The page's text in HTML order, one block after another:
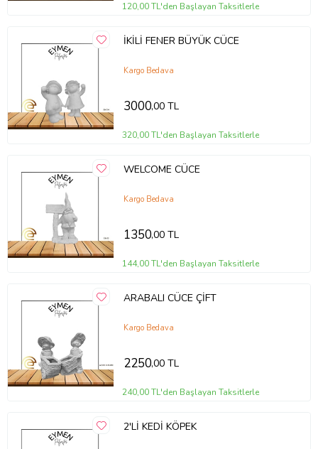
120,00 TL'den Başlayan Taksitlerle
İKİLİ FENER BÜYÜK CÜCE
Kargo Bedava
3000,00 TL
320,00 TL'den Başlayan Taksitlerle
WELCOME CÜCE
Kargo Bedava
1350,00 TL
144,00 TL'den Başlayan Taksitlerle
ARABALI CÜCE ÇİFT
Kargo Bedava
2250,00 TL
240,00 TL'den Başlayan Taksitlerle
2'Lİ KEDİ KÖPEK